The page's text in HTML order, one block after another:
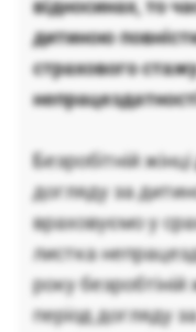
відносинах, то
дитиною
страхового
Безробітній жінці
догляду за
враховуємо у
листка
року
період догляду